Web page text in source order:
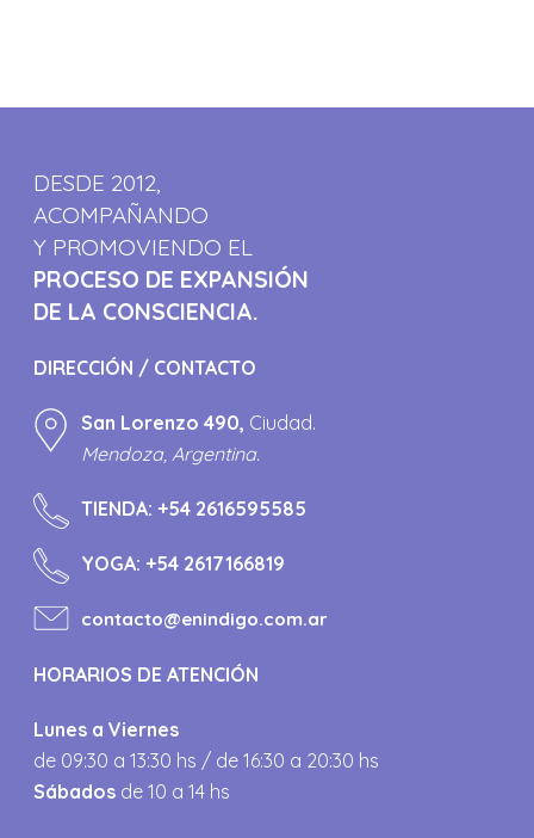
DESDE 2012,
ACOMPAÑANDO
Y PROMOVIENDO EL
PROCESO DE EXPANSIÓN
DE LA CONSCIENCIA.
DIRECCIÓN / CONTACTO
San Lorenzo 490, Ciudad.
Mendoza, Argentina.
TIENDA:+54 2616595585
YOGA:+54 2617166819
contacto@enindigo.com.ar
HORARIOS DE ATENCIÓN
Lunes a Viernes
de 09:30 a 13:30 hs / de 16:30 a 20:30 hs
Sábados de 10 a 14 hs